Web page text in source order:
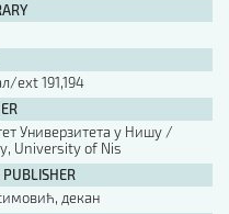
ext 191,194
Универзитета у Нишу /
University of Nis
декан